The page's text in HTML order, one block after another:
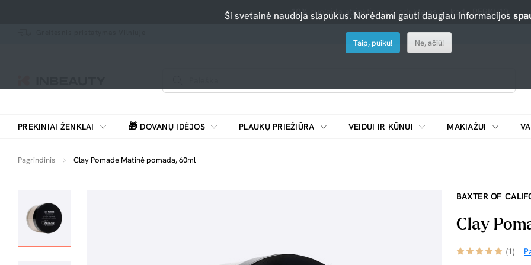
-10% nuolaida atrinktiems produktams su kodu PERKU10
PREKINIAI ŽENKLAI 🎁 DOVANŲ IDĖJOS PLAUKŲ PRIEŽIŪRA VEIDUI IR KŪNUI MAKIAŽUI
Pagrindinis Clay Pomade Matinė pomada, 60ml
BAXTER OF
Clay
(1)
Ši svetainė naudoja slapukus. Norėdami gauti daugiau informacijos
Taip, puiku! Ne, ačiū!